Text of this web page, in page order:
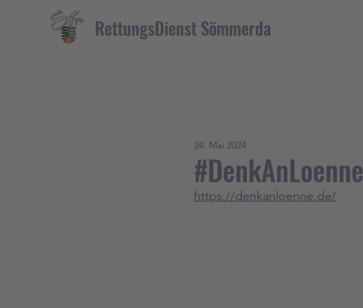
RettungsDienst Sömmerda
#DenkAnLoenne
24. Mai 2024
https://denkanloenne.de/